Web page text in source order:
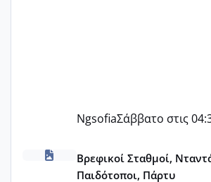
NgsofiaΣάββατο στις
ΠΑΙΔΙΚΟΙ ΣΤΑΘΜΟΙ ΜΕ ΕΣΠΑ
Βρεφικοί Σταθμοί,
Παιδότοποι, Πάρτυ